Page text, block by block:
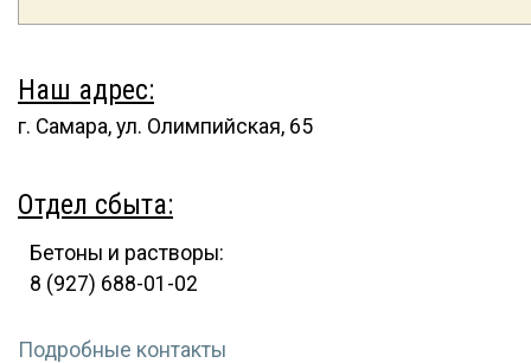
Наш адрес:
г. Самара, ул. Олимпийская, 65
Отдел сбыта:
Бетоны и растворы:
8 (927) 688-01-02
Подробные контакты